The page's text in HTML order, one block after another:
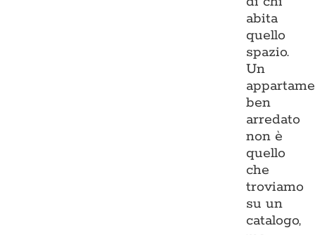
abita
quello
spazio.
Un
ben
arredato
non è
quello
che
troviamo
su un
catalogo,